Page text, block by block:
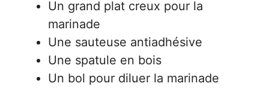
Un grand plat creux pour la
marinade
Une sauteuse antiadhésive
Une spatule en bois
Un bol pour diluer la marinade